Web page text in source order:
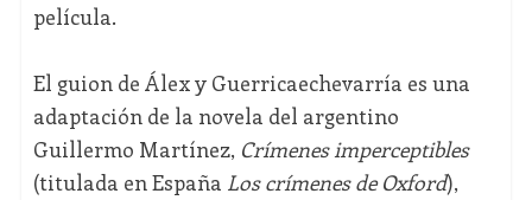
película.
El guion de Álex y Guerricaechevarría es una
adaptación de la novela del argentino
Guillermo Martínez, Crímenes imperceptibles
(titulada en España Los crímenes de Oxford),